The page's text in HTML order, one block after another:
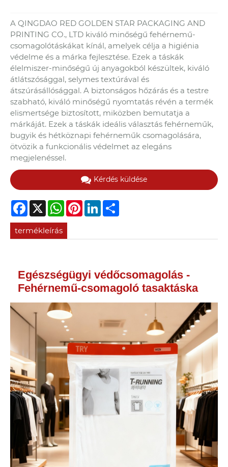
A QINGDAO RED GOLDEN STAR PACKAGING AND
PRINTING CO., LTD kiváló minőségű fehérnemű-
csomagolótáskákat kínál, amelyek célja a higiénia
védelme és a márka fejlesztése. Ezek a táskák
élelmiszer-minőségű új anyagokból készültek, kiváló
átlátszósággal, selymes textúrával és
átszúrásállósággal. A biztonságos hőzárás és a testre
szabható, kiváló minőségű nyomtatás révén a termék
elismertsége biztosított, miközben bemutatja a
márkáját. Ezek a táskák ideális választás fehérneműk,
bugyik és hétköznapi fehérneműk csomagolására,
ötvözik a funkcionális védelmet az elegáns
megjelenéssel.
Kérdés küldése
Facebook
X WhatsApp
PinterestLinkedIn
termékleírás
Egészségügyi védőcsomagolás -
Fehérnemű-csomagoló tasaktáska